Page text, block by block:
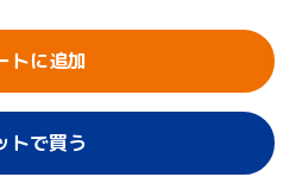
トに追加
トで買う